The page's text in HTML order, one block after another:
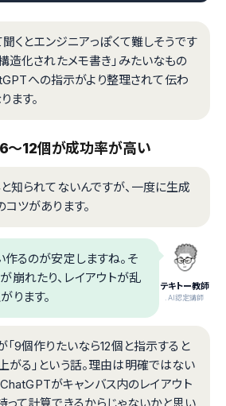
くとエンジニアっぽくて難しそうです
構造化されたメモ書き」みたいなもの
への指示がより整理されて伝わ
ます。
〜12個が成功率が高い
と知られてないんですが、一度に生成
ツがあります。
テキトー教師
.AI認定講師
作るのが安定しますね。そ
崩れたり、レイアウトが乱
ります。
「9個作りたいなら12個と指示すると
がる」という話。理由は明確ではない
ChatGPTがキャンバス内のレイアウト
って計算できるからじゃないかと思い